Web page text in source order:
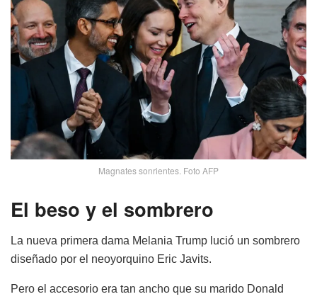
Magnates sonrientes. Foto AFP
El beso y el sombrero
La nueva primera dama Melania Trump lució un sombrero
diseñado por el neoyorquino Eric Javits.
Pero el accesorio era tan ancho que su marido Donald